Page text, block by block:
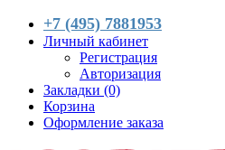
+7 (495) 7881953
Личный кабинет
Регистрация
Авторизация
Закладки (0)
Корзина
Оформление заказа